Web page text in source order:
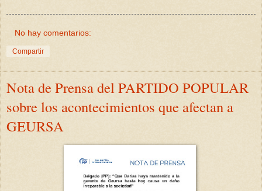
No hay comentarios:
Compartir
Nota de Prensa del PARTIDO POPULAR
sobre los acontecimientos que afectan a
GEURSA